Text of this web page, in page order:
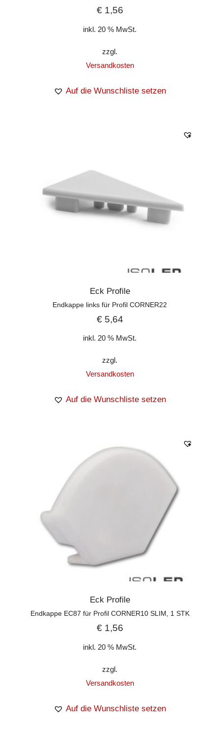
€1,56
inkl. 20 % MwSt.
zzgl.
Versandkosten
Auf die Wunschliste setzen
Eck Profile
Endkappe links für Profil CORNER22
€5,64
inkl. 20 % MwSt.
zzgl.
Versandkosten
Auf die Wunschliste setzen
Eck Profile
Endkappe EC87 für Profil CORNER10 SLIM, 1 STK
€1,56
inkl. 20 % MwSt.
zzgl.
Versandkosten
Auf die Wunschliste setzen